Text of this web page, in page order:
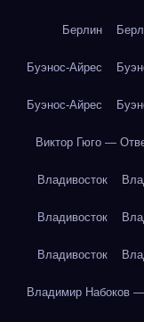
Берлин
Буэнос-Айрес
Буэнос-Айрес
Виктор Гюго —
Владивосток
Владивосток
Владивосток
Владимир Набоков